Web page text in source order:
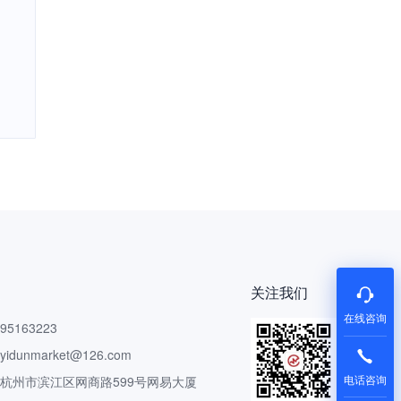
州市滨江区网商路599号网易大厦
关注我们
在线咨询
电话咨询